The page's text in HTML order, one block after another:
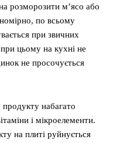
розморозити м’ясо або
по всьому
при звичних
цьому на кухні не
не просочується
продукту набагато
і мікроелементи.
на плиті руйнується